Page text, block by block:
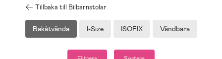
Tillbaka till Bilbarnstolar
Bakåtvända I-Size ISOFIX Vändbara